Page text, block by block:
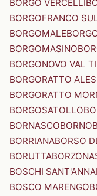
BORGO VERCELLI
BORGOFRANCO
BORGOMALE
BORGOMASINO
BORGONOVO VAL
BORGORATTO
BORGORATTO
BORGOSATOLLO
BORNASCOBORNO
BORRIANABORSO
BORUTTA
BOSCHI SANT'ANNA
BOSCO MARENGO